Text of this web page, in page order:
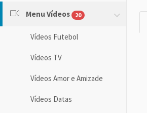
Menu Vídeos 20
Vídeos Futebol
Vídeos TV
Vídeos Amor e Amizade
Vídeos Datas